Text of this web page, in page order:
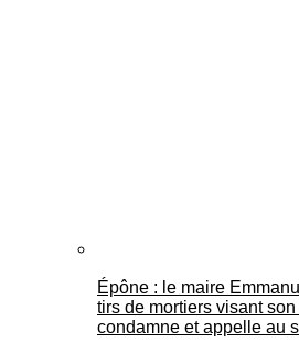
Épône : le maire
tirs de mortiers visant
condamne et appelle au